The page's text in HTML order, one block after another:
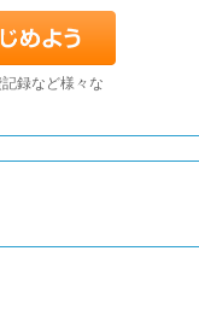
録など様々な